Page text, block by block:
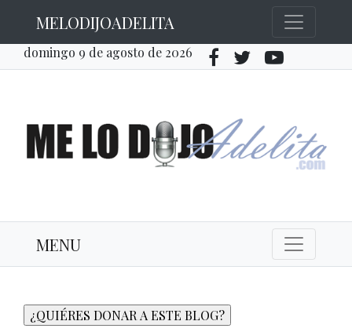
MELODIJOADELITA
domingo 9 de agosto de 2026
MENU